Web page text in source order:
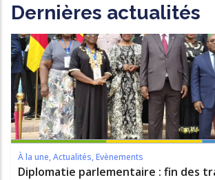
Dernières actualités
À la une,Actualités,Evènements
Diplomatie parlementaire : fin des